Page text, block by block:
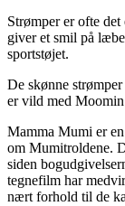
Strømper er ofte
giver et smil på
sportstøjet.
De skønne
er vild med
Mamma Mumi er
om Mumitroldene.
siden
tegnefilm har
nært forhold til de